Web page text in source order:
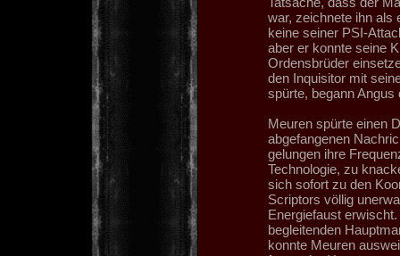
war, zeichnete ihn als
keine seiner PSI-
aber er konnte seine
Ordensbrüder
den Inquisitor mit
spürte, begann
Meuren spürte einen
abgefangenen
gelungen ihre
Technologie, zu
sich sofort zu den
Scriptors völlig
Energiefaust
begleitenden
konnte Meuren